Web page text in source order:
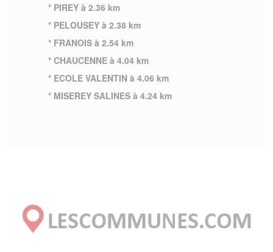
* PIREY à 2.36 km
* PELOUSEY à 2.38 km
* FRANOIS à 2.54 km
* CHAUCENNE à 4.04 km
* ECOLE VALENTIN à 4.06 km
* MISEREY SALINES à 4.24 km